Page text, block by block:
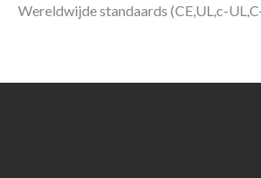
Wereldwijde standaards (CE,UL,c-